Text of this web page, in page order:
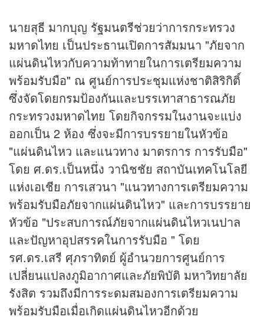
นายสุธี มากบุญ รัฐมนตรีช่วยว่าการกระทรวง
มหาดไทย เป็นประธานเปิดการสัมมนา "ภัยจาก
แผ่นดินไหวกับความท้าทายในการเตรียมความ
พร้อมรับมือ" ณ ศูนย์การประชุมแห่งชาติสิริกิติ์
ซึ่งจัดโดยกรมป้องกันและบรรเทาสาธารณภัย
กระทรวงมหาดไทย โดยกิจกรรมในงานจะแบ่ง
ออกเป็น 2 ห้อง ซึ่งจะมีการบรรยายในหัวข้อ
"แผ่นดินไหว และแนวทาง มาตรการ การรับมือ"
โดย ศ.ดร.เป็นหนึ่ง วานิชชัย สถาบันเทคโนโลยี
แห่งเอเชีย การเสวนา "แนวทางการเตรียมความ
พร้อมรับมือภัยจากแผ่นดินไหว" และการบรรยาย
หัวข้อ "ประสบการณ์ภัยจากแผ่นดินไหวเนปาล
และปัญหาอุปสรรคในการรับมือ " โดย
รศ.ดร.เสรี ศุภราทิตย์ ผู้อำนวยการศูนย์การ
เปลี่ยนแปลงภูมิอากาศและภัยพิบัติ มหาวิทยาลัย
รังสิต รวมถึงมีการระดมสมองการเตรียมความ
พร้อมรับมือเมื่อเกิดแผ่นดินไหวอีกด้วย